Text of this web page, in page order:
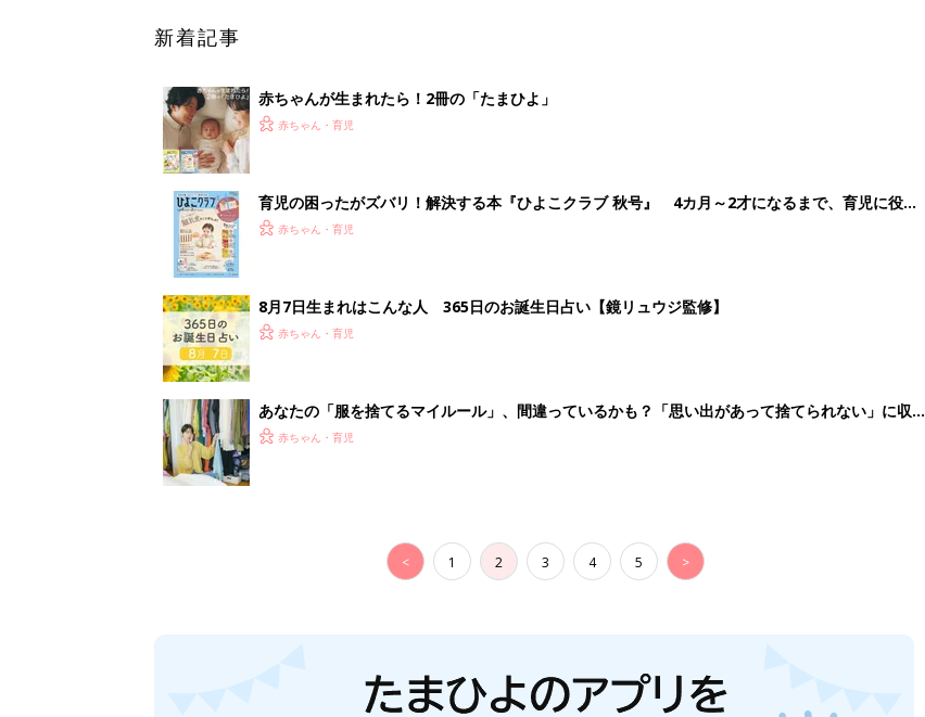
新着記事
赤ちゃんが生まれたら！2冊の「たまひよ」
赤ちゃん・育児
育児の困ったがズバリ！解決する本『ひよこクラブ 秋号』 4カ月～2才になるまで、育児に役立
つ情報がいっぱい！
赤ちゃん・育児
8月7日生まれはこんな人 365日のお誕生日占い【鏡リュウジ監修】
赤ちゃん・育児
あなたの「服を捨てるマイルール」、間違っているかも？「思い出があって捨てられない」に収納
スタイリストが喝！
赤ちゃん・育児
< 1 2 3 4 5 >